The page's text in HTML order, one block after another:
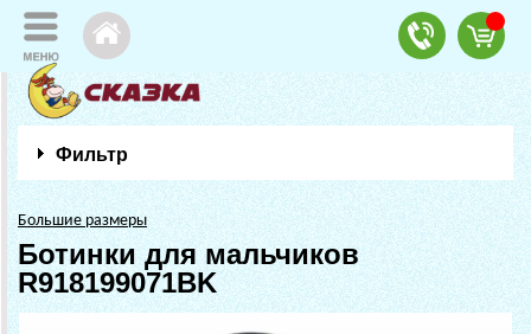
Фильтр
Большие размеры
Ботинки для мальчиков
R918199071BK